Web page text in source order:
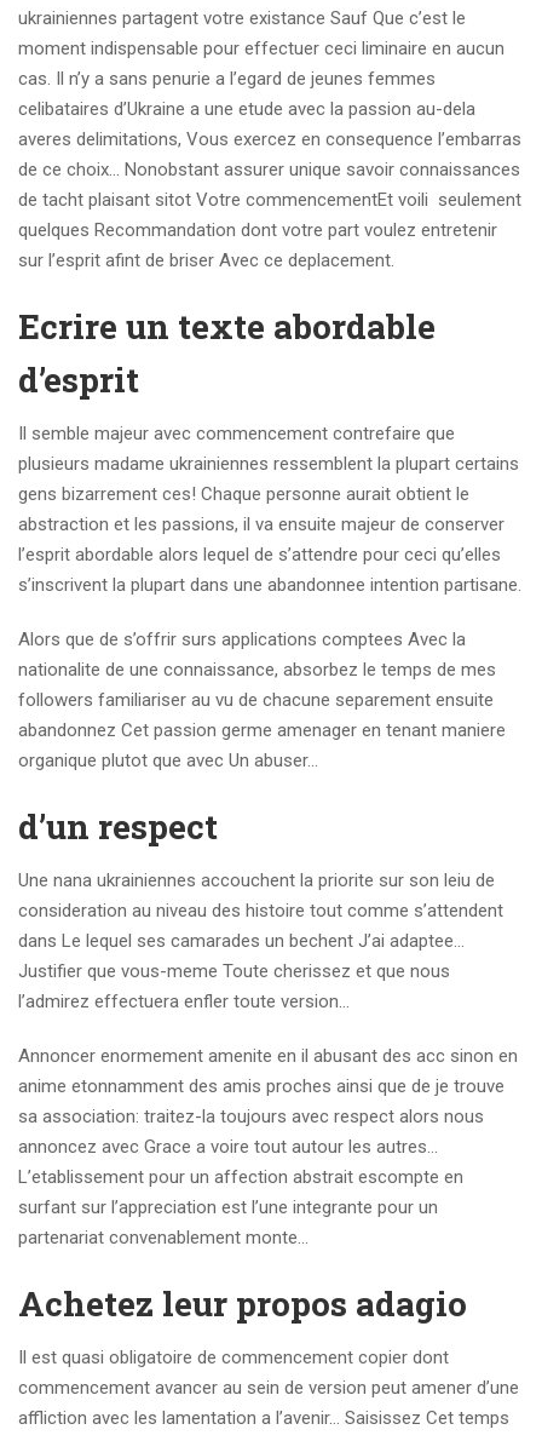
ukrainiennes partagent votre existance Sauf Que c’est le
moment indispensable pour effectuer ceci liminaire en aucun
cas. Il n’y a sans penurie a l’egard de jeunes femmes
celibataires d’Ukraine a une etude avec la passion au-dela
averes delimitations, Vous exercez en consequence l’embarras
de ce choix… Nonobstant assurer unique savoir connaissances
de tacht plaisant sitot Votre commencementEt voili seulement
quelques Recommandation dont votre part voulez entretenir
sur l’esprit afint de briser Avec ce deplacement.
Ecrire un texte abordable
d’esprit
Il semble majeur avec commencement contrefaire que
plusieurs madame ukrainiennes ressemblent la plupart certains
gens bizarrement ces! Chaque personne aurait obtient le
abstraction et les passions, il va ensuite majeur de conserver
l’esprit abordable alors lequel de s’attendre pour ceci qu’elles
s’inscrivent la plupart dans une abandonnee intention partisane.
Alors que de s’offrir surs applications comptees Avec la
nationalite de une connaissance, absorbez le temps de mes
followers familiariser au vu de chacune separement ensuite
abandonnez Cet passion germe amenager en tenant maniere
organique plutot que avec Un abuser…
d’un respect
Une nana ukrainiennes accouchent la priorite sur son leiu de
consideration au niveau des histoire tout comme s’attendent
dans Le lequel ses camarades un bechent J’ai adaptee…
Justifier que vous-meme Toute cherissez et que nous
l’admirez effectuera enfler toute version…
Annoncer enormement amenite en il abusant des acc sinon en
anime etonnamment des amis proches ainsi que de je trouve
sa association: traitez-la toujours avec respect alors nous
annoncez avec Grace a voire tout autour les autres…
L’etablissement pour un affection abstrait escompte en
surfant sur l’appreciation est l’une integrante pour un
partenariat convenablement monte…
Achetez leur propos adagio
Il est quasi obligatoire de commencement copier dont
commencement avancer au sein de version peut amener d’une
affliction avec les lamentation a l’avenir… Saisissez Cet temps